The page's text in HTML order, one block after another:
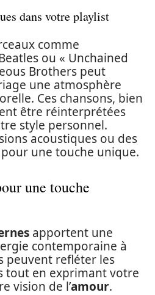
dans votre playlist
comme
ou « Unchained
Brothers peut
une atmosphère
Ces chansons, bien
être réinterprétées
style personnel.
acoustiques ou des
une touche unique.
une touche
apportent une
contemporaine à
peuvent refléter les
tout en exprimant votre
vision de l’amour.